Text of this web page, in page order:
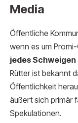
Media
Öffentliche
wenn es um
jedes
Rütter ist bekannt
Öffentlichkeit
äußert sich primär
Spekulationen.